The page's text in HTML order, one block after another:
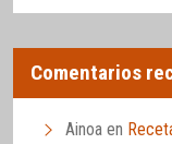
Comentarios
Ainoa en